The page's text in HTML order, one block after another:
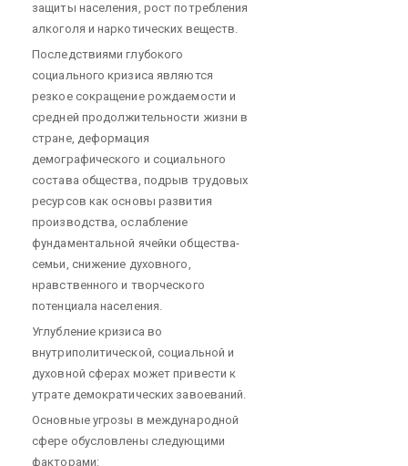
защиты населения, рост потребления
алкоголя и наркотических веществ.
Последствиями глубокого
социального кризиса являются
резкое сокращение рождаемости и
средней продолжительности жизни в
стране, деформация
демографического и социального
состава общества, подрыв трудовых
ресурсов как основы развития
производства, ослабление
фундаментальной ячейки общества-
семьи, снижение духовного,
нравственного и творческого
потенциала населения.
Углубление кризиса во
внутриполитической, социальной и
духовной сферах может привести к
утрате демократических завоеваний.
Основные угрозы в международной
сфере обусловлены следующими
факторами: